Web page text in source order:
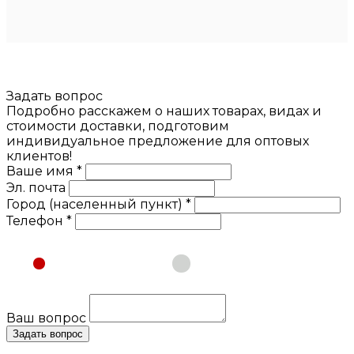
Задать вопрос
Подробно расскажем о наших товарах, видах и
стоимости доставки, подготовим
индивидуальное предложение для оптовых
клиентов!
Ваше имя *
Эл. почта
Город (населенный пункт) *
Телефон *
Юридическое лицо
Ваш вопрос
Задать вопрос